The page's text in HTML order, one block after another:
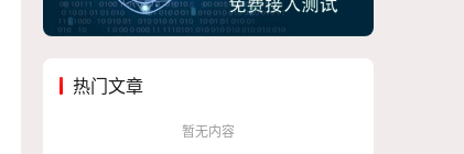
热门文章
暂无内容